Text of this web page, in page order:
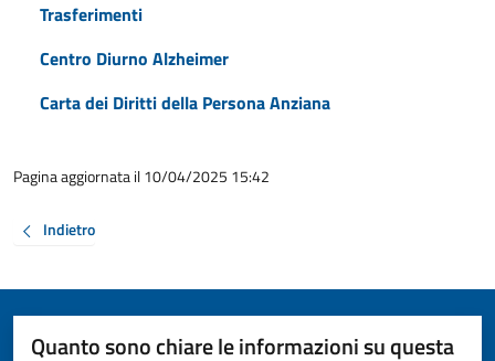
Trasferimenti
Centro Diurno Alzheimer
Carta dei Diritti della Persona Anziana
Pagina aggiornata il 10/04/2025 15:42
Indietro
Quanto sono chiare le informazioni su questa